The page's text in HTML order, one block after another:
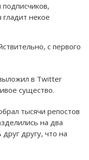
некое
с первого
в Twitter
существо.
тысячи репостов
на два
другу, что на